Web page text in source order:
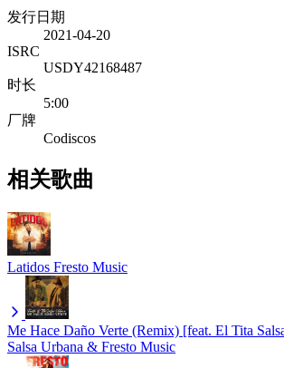
发行日期
2021-04-20
ISRC
USDY42168487
时长
5:00
厂牌
Codiscos
相关歌曲
Latidos Fresto Music
Me Hace Daño Verte (Remix) [feat. El Tita
Salsa Urbana & Fresto Music